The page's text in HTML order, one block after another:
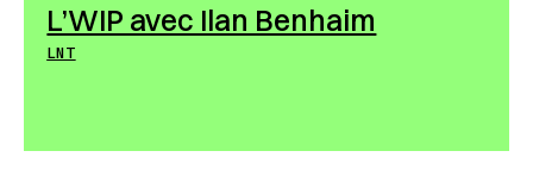
L’WIP avec Ilan Benhaim
LNT